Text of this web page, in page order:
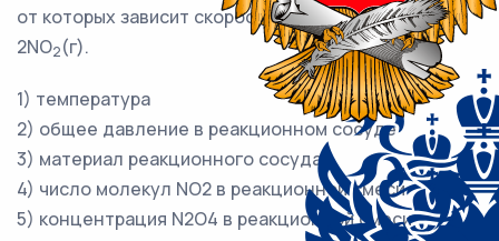
от которых зависит скорость реакции N2O4(г) →
2NO2(г).
1) температура
2) общее давление в реакционном сосуде
3) материал реакционного сосуда
4) число молекул NO2 в реакционной смеси
5) концентрация N2O4 в реакционной смеси